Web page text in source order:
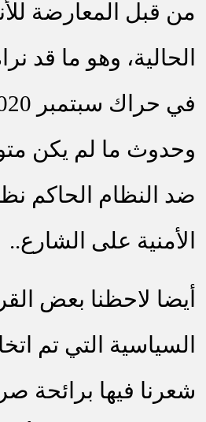
من قبل المعارضة
الحالية، وهو ما قد
وحدوث ما لم يكن
ضد النظام الحاكم
الأمنية على الشارع..
أيضا لاحظنا بعض
السياسية التي تم
شعرنا فيها برائحة